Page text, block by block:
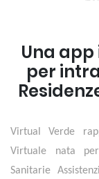
Una
per
Virtual Verde
Virtuale nata
Sanitarie